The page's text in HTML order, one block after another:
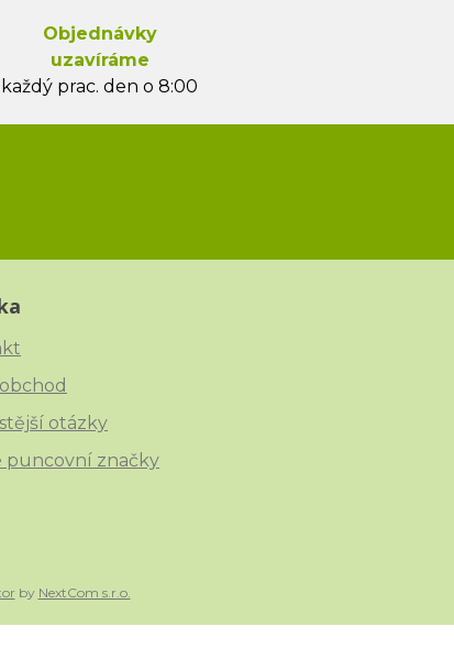
Objednávky
uzavíráme
každý prac. den o 8:00
otázky
puncovní značky
by NextCom s.r.o.